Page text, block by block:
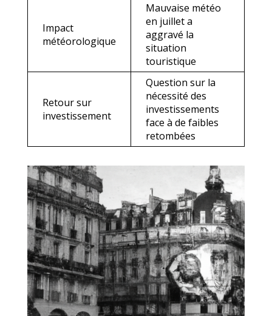
Impact
météorologique
Mauvaise météo
en juillet a
aggravé la
situation
touristique
Retour sur
investissement
Question sur la
nécessité des
investissements
face à de faibles
retombées